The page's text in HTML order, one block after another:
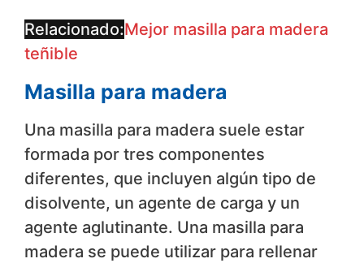
Relacionado:Mejor masilla para madera
teñible
Masilla para madera
Una masilla para madera suele estar
formada por tres componentes
diferentes, que incluyen algún tipo de
disolvente, un agente de carga y un
agente aglutinante. Una masilla para
madera se puede utilizar para rellenar